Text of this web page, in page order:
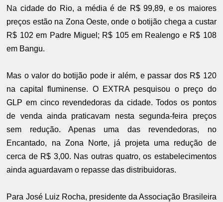
Na cidade do Rio, a média é de R$ 99,89, e os maiores
preços estão na Zona Oeste, onde o botijão chega a custar
R$ 102 em Padre Miguel; R$ 105 em Realengo e R$ 108
em Bangu.
Mas o valor do botijão pode ir além, e passar dos R$ 120
na capital fluminense. O EXTRA pesquisou o preço do
GLP em cinco revendedoras da cidade. Todos os pontos
de venda ainda praticavam nesta segunda-feira preços
sem redução. Apenas uma das revendedoras, no
Encantado, na Zona Norte, já projeta uma redução de
cerca de R$ 3,00. Nas outras quatro, os estabelecimentos
ainda aguardavam o repasse das distribuidoras.
Para José Luiz Rocha, presidente da Associação Brasileira